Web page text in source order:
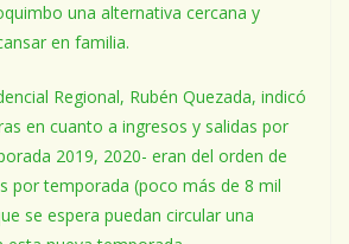
una alternativa cercana y
en familia.
Regional, Rubén Quezada, indicó
en cuanto a ingresos y salidas por
2019, 2020- eran del orden de
por temporada (poco más de 8 mil
se espera puedan circular una